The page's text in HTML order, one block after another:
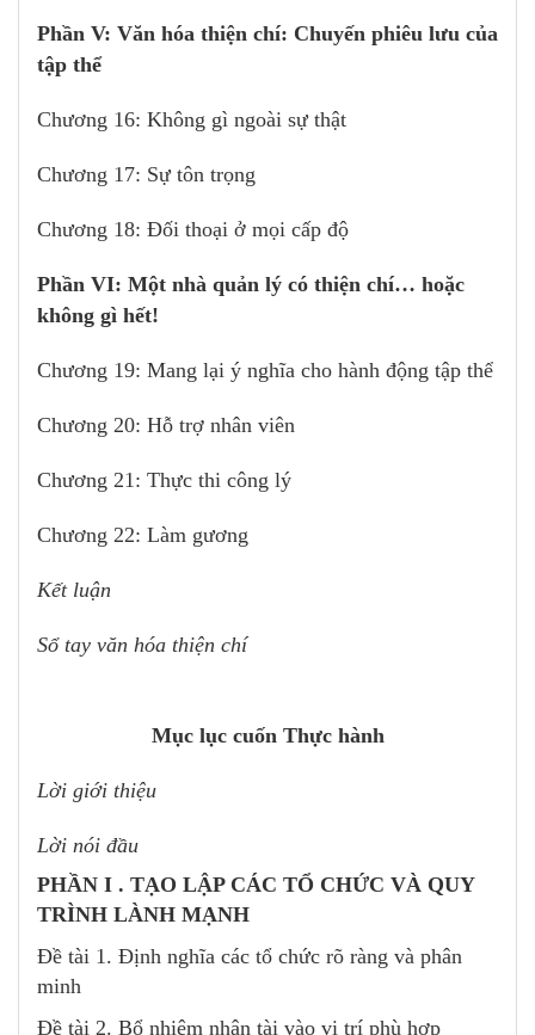
Phần V: Văn hóa thiện chí: Chuyến phiêu lưu của
tập thể
Chương 16: Không gì ngoài sự thật
Chương 17: Sự tôn trọng
Chương 18: Đối thoại ở mọi cấp độ
Phần VI: Một nhà quản lý có thiện chí… hoặc
không gì hết!
Chương 19: Mang lại ý nghĩa cho hành động tập thể
Chương 20: Hỗ trợ nhân viên
Chương 21: Thực thi công lý
Chương 22: Làm gương
Kết luận
Sổ tay văn hóa thiện chí
Mục lục cuốn Thực hành
Lời giới thiệu
Lời nói đầu
PHẦN I . TẠO LẬP CÁC TỔ CHỨC VÀ QUY
TRÌNH LÀNH MẠNH
Đề tài 1. Định nghĩa các tổ chức rõ ràng và phân
minh
Đề tài 2. Bổ nhiệm nhân tài vào vị trí phù hợp